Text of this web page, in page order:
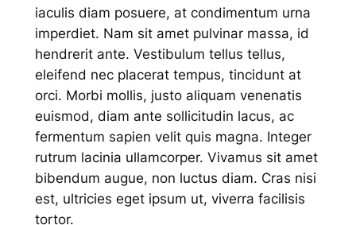
iaculis diam posuere, at condimentum urna
imperdiet. Nam sit amet pulvinar massa, id
hendrerit ante. Vestibulum tellus tellus,
eleifend nec placerat tempus, tincidunt at
orci. Morbi mollis, justo aliquam venenatis
euismod, diam ante sollicitudin lacus, ac
fermentum sapien velit quis magna. Integer
rutrum lacinia ullamcorper. Vivamus sit amet
bibendum augue, non luctus diam. Cras nisi
est, ultricies eget ipsum ut, viverra facilisis
tortor.